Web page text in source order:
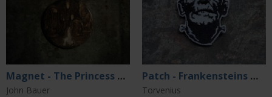
Magnet - The Princess And Troll Brothers by John Bauer
John Bauer
Patch - Frankensteins Monster
Torvenius